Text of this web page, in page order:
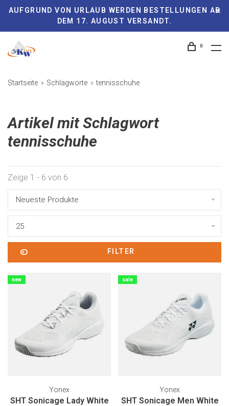
AUFGRUND VON URLAUB WERDEN BESTELLUNGEN AB
DEM 17. AUGUST VERSANDT.
0
Startseite Schlagworte tennisschuhe
Artikel mit Schlagwort
tennisschuhe
Zeige 1 - 6 von 6
Neueste Produkte
25
FILTER
new
Yonex
SHT Sonicage Lady White
sale
Yonex
SHT Sonicage Men White